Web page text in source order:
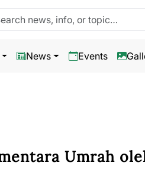
news
News Events
Umrah